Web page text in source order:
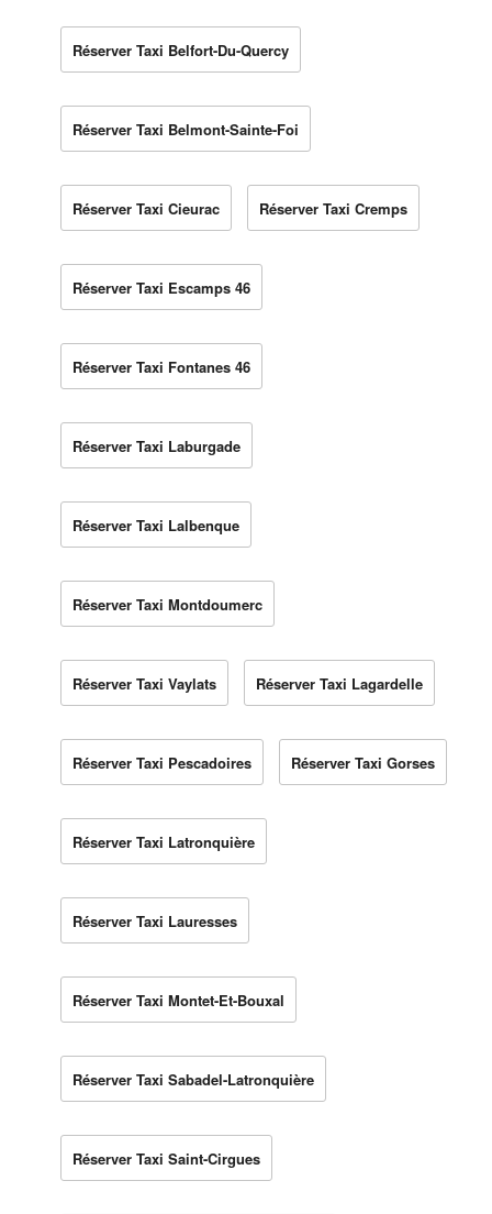
Réserver Taxi Belfort-Du-Quercy
Réserver Taxi Belmont-Sainte-Foi
Réserver Taxi Cieurac Réserver Taxi Cremps
Réserver Taxi Escamps 46
Réserver Taxi Fontanes 46
Réserver Taxi Laburgade
Réserver Taxi Lalbenque
Réserver Taxi Montdoumerc
Réserver Taxi Vaylats Réserver Taxi Lagardelle
Réserver Taxi Pescadoires Réserver Taxi Gorses
Réserver Taxi Latronquière
Réserver Taxi Lauresses
Réserver Taxi Montet-Et-Bouxal
Réserver Taxi Sabadel-Latronquière
Réserver Taxi Saint-Cirgues